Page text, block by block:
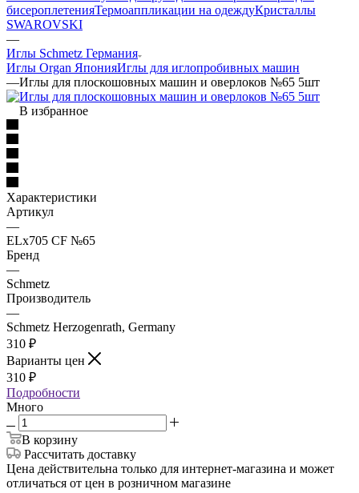
бисероплетенияТермоаппликации на одеждуКристаллы
SWAROVSKI
—
Иглы Schmetz Германия
Иглы Organ ЯпонияИглы для иглопробивных машин
—Иглы для плоскошовных машин и оверлоков №65 5шт
В избранное
Характеристики
Артикул
—
ELх705 CF №65
Бренд
—
Schmetz
Производитель
—
Schmetz Herzogenrath, Germany
310 ₽
Варианты цен
310 ₽
Подробности
Много
В корзину
Рассчитать доставку
Цена действительна только для интернет-магазина и может
отличаться от цен в розничном магазине